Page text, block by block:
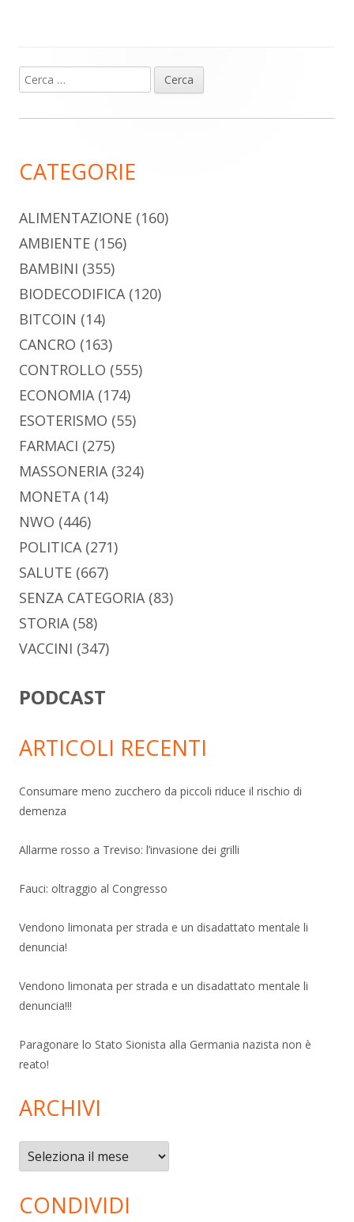
Barra
laterale
Ricerca
per:
CATEGORIE
ALIMENTAZIONE (160)
AMBIENTE (156)
BAMBINI (355)
BIODECODIFICA(120)
BITCOIN (14)
CANCRO (163)
CONTROLLO (555)
ECONOMIA(174)
ESOTERISMO (55)
FARMACI (275)
MASSONERIA(324)
MONETA(14)
NWO (446)
POLITICA(271)
SALUTE (667)
SENZA CATEGORIA(83)
STORIA(58)
VACCINI (347)
PODCAST
ARTICOLI RECENTI
Consumare meno zucchero da piccoli riduce il rischio di
demenza
Allarme rosso a Treviso: l’invasione dei grilli
Fauci: oltraggio al Congresso
Vendono limonata per strada e un disadattato mentale li
denuncia!
Vendono limonata per strada e un disadattato mentale li
denuncia!!!
Paragonare lo Stato Sionista alla Germania nazista non è
reato!
ARCHIVI
Archivi
CONDIVIDI